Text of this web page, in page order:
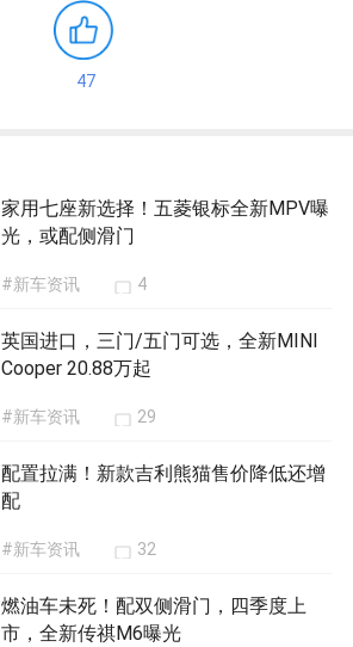
47
家用七座新选择！五菱银标全新MPV曝
光，或配侧滑门
#新车资讯 4
英国进口，三门/五门可选，全新MINI
Cooper 20.88万起
#新车资讯 29
配置拉满！新款吉利熊猫售价降低还增
配
#新车资讯 32
燃油车未死！配双侧滑门，四季度上
市，全新传祺M6曝光